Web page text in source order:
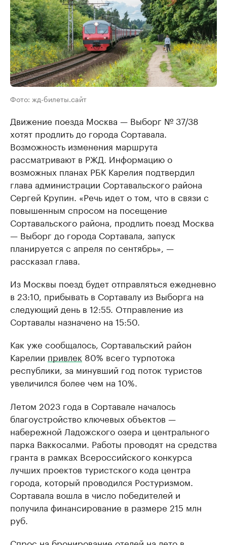
Фото: жд-билеты.сайт
Движение поезда Москва — Выборг № 37/38
хотят продлить до города Сортавала.
Возможность изменения маршрута
рассматривают в РЖД. Информацию о
возможных планах РБК Карелия подтвердил
глава администрации Сортавальского района
Сергей Крупин. «Речь идет о том, что в связи с
повышенным спросом на посещение
Сортавальского района, продлить поезд Москва
— Выборг до города Сортавала, запуск
планируется с апреля по сентябрь», —
рассказал глава.
Из Москвы поезд будет отправляться ежедневно
в 23:10, прибывать в Сортавалу из Выборга на
следующий день в 12:55. Отправление из
Сортавалы назначено на 15:50.
Как уже сообщалось, Сортавальский район
Карелии привлек 80% всего турпотока
республики, за минувший год поток туристов
увеличился более чем на 10%.
Летом 2023 года в Сортавале началось
благоустройство ключевых объектов —
набережной Ладожского озера и центрального
парка Ваккосалми. Работы проводят на средства
гранта в рамках Всероссийского конкурса
лучших проектов туристского кода центра
города, который проводился Ростуризмом.
Сортавала вошла в число победителей и
получила финансирование в размере 215 млн
руб.